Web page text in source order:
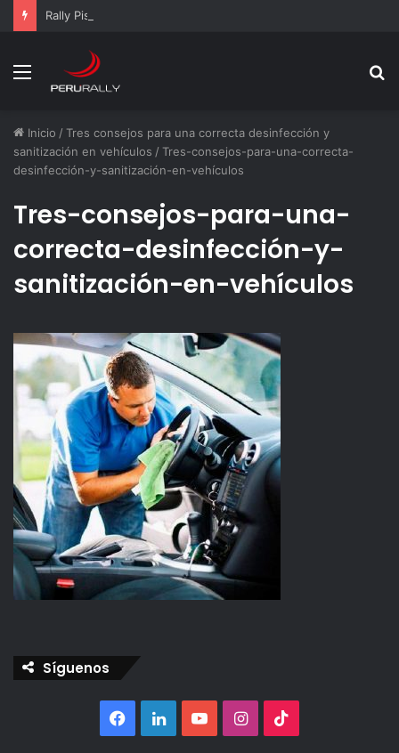
Rally Pisco 2026: todo listo para la gran final del RallyACP
Menú
Inicio / Tres consejos para una correcta desinfección y
sanitización en vehículos / Tres-consejos-para-una-correcta-
desinfección-y-sanitización-en-vehículos
Tres-consejos-para-una-
correcta-desinfección-y-
sanitización-en-vehículos
Síguenos
Facebook
LinkedInYouTubeInstagram